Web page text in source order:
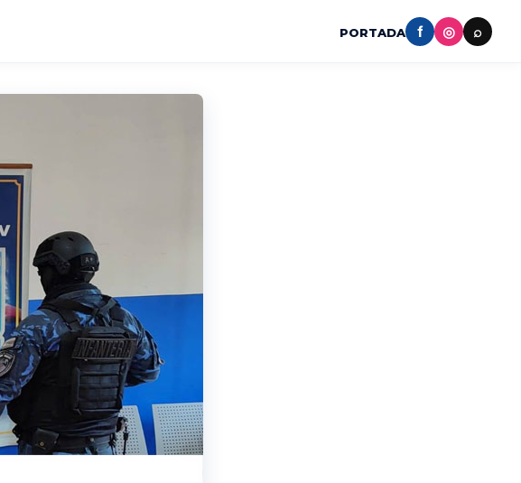
PORTADA f ◎ ⌕